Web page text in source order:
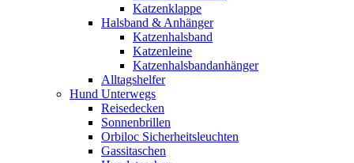
Katzenklappe
Halsband & Anhänger
Katzenhalsband
Katzenleine
Katzenhalsbandanhänger
Alltagshelfer
Hund Unterwegs
Reisedecken
Sonnenbrillen
Orbiloc Sicherheitsleuchten
Gassitaschen